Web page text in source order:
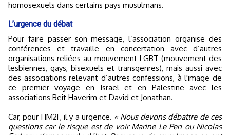
homosexuels dans certains pays musulmans.
L’urgence du débat
Pour faire passer son message, l’association organise des
conférences et travaille en concertation avec d’autres
organisations reliées au mouvement LGBT (mouvement des
lesbiennes, gays, bisexuels et transgenres), mais aussi avec
des associations relevant d’autres confessions, à l'image de
ce premier voyage en Israël et en Palestine avec les
associations Beit Haverim et David et Jonathan.
Car, pour HM2F, il y a urgence. « Nous devons débattre de ces
questions car le risque est de voir Marine Le Pen ou Nicolas